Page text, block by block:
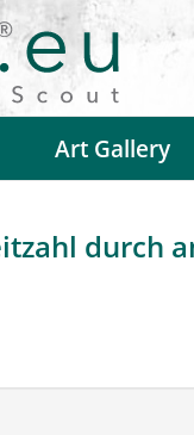
Art Gallery
durch